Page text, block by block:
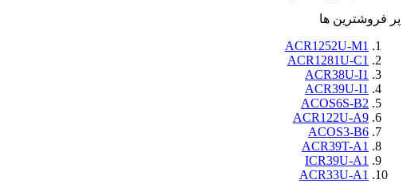
پر فروشترين ها
ACR1252U-M1
ACR1281U-C1
ACR38U-I1
ACR39U-I1
ACOS6S-B2
ACR122U-A9
ACOS3-B6
ACR39T-A1
ICR39U-A1
ACR33U-A1